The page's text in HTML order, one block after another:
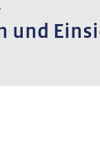
und